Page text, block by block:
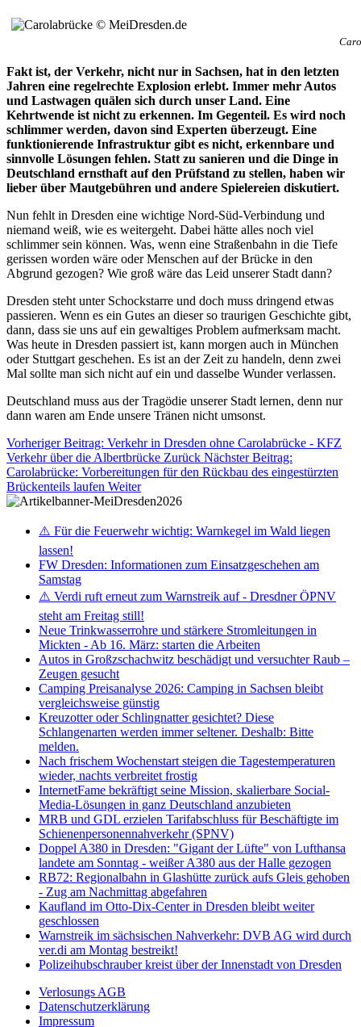
Fakt ist, der Verkehr, nicht nur in Sachsen, hat in den letzten
Jahren eine regelrechte Explosion erlebt. Immer mehr Autos
und Lastwagen quälen sich durch unser Land. Eine
Kehrtwende ist nicht zu erkennen. Im Gegenteil. Es wird noch
schlimmer werden, davon sind Experten überzeugt. Eine
funktionierende Infrastruktur gibt es nicht, erkennbare und
sinnvolle Lösungen fehlen. Statt zu sanieren und die Dinge in
Deutschland ernsthaft auf den Prüfstand zu stellen, haben wir
lieber über Mautgebühren und andere Spielereien diskutiert.
Nun fehlt in Dresden eine wichtige Nord-Süd-Verbindung und
niemand weiß, wie es weitergeht. Dabei hätte alles noch viel
schlimmer sein können. Was, wenn eine Straßenbahn in die Tiefe
gerissen worden wäre oder Menschen auf der Brücke in den
Abgrund gezogen? Wie groß wäre das Leid unserer Stadt dann?
Dresden steht unter Schockstarre und doch muss dringend etwas
passieren. Wenn es ein Gutes an dieser so traurigen Geschichte gibt,
dann, dass sie uns auf ein gewaltiges Problem aufmerksam macht.
Was heute in Dresden passiert ist, kann morgen auch in München
oder Stuttgart geschehen. Es ist an der Zeit zu handeln, denn zwei
Mal sollte man sich nicht auf ein und dasselbe Wunder verlassen.
Deutschland muss aus der Tragödie unserer Stadt lernen, denn nur
dann waren am Ende unsere Tränen nicht umsonst.
Vorheriger Beitrag: Verkehr in Dresden ohne Carolabrücke - KFZ
Verkehr über die Albertbrücke Zurück Nächster Beitrag:
Carolabrücke: Vorbereitungen für den Rückbau des eingestürzten
Brückenteils laufen Weiter
⚠️ Für die Feuerwehr wichtig: Warnkegel im Wald liegen
lassen!
FW Dresden: Informationen zum Einsatzgeschehen am
Samstag
⚠️ Verdi ruft erneut zum Warnstreik auf - Dresdner ÖPNV
steht am Freitag still!
Neue Trinkwasserrohre und stärkere Stromleitungen in
Mickten - Ab 16. März: starten die Arbeiten
Autos in Großzschachwitz beschädigt und versuchter Raub –
Zeugen gesucht
Camping Preisanalyse 2026: Camping in Sachsen bleibt
vergleichsweise günstig
Kreuzotter oder Schlingnatter gesichtet? Diese
Schlangenarten werden immer seltener. Deshalb: Bitte
melden.
Nach frischem Wochenstart steigen die Tagestemperaturen
wieder, nachts verbreitet frostig
InternetFame bekräftigt seine Mission, skalierbare Social-
Media-Lösungen in ganz Deutschland anzubieten
MRB und GDL erzielen Tarifabschluss für Beschäftigte im
Schienenpersonennahverkehr (SPNV)
Doppel A380 in Dresden: "Gigant der Lüfte" von Lufthansa
landete am Sonntag - weißer A380 aus der Halle gezogen
RB72: Regionalbahn in Glashütte zurück aufs Gleis gehoben
- Zug am Nachmittag abgefahren
Kaufland im Otto-Dix-Center in Dresden bleibt weiter
geschlossen
Warnstreik im sächsischen Nahverkehr: DVB AG wird durch
ver.di am Montag bestreikt!
Polizeihubschrauber kreist über der Innenstadt von Dresden
Verlosungs AGB
Datenschutzerklärung
Impressum